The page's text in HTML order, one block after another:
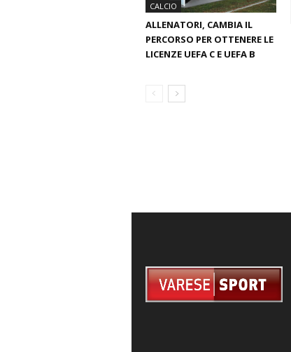
CALCIO
ALLENATORI, CAMBIA IL
PERCORSO PER OTTENERE LE
LICENZE UEFA C E UEFA B